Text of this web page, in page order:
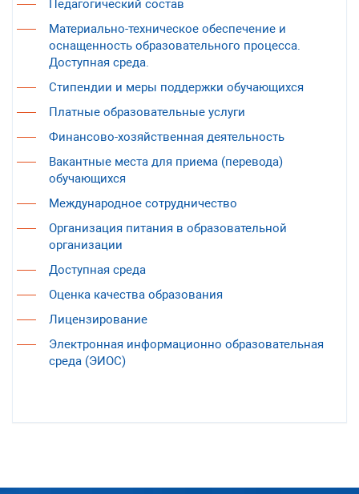
Педагогический состав
Материально-техническое обеспечение и
оснащенность образовательного процесса.
Доступная среда.
Стипендии и меры поддержки обучающихся
Платные образовательные услуги
Финансово-хозяйственная деятельность
Вакантные места для приема (перевода)
обучающихся
Международное сотрудничество
Организация питания в образовательной
организации
Доступная среда
Оценка качества образования
Лицензирование
Электронная информационно образовательная
среда (ЭИОС)